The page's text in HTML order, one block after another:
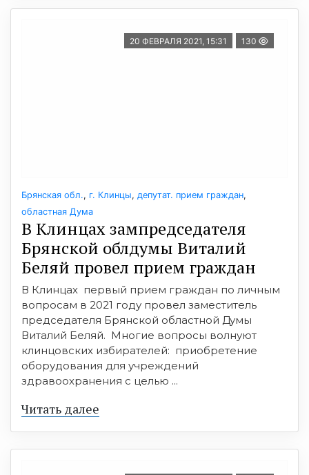
20 ФЕВРАЛЯ 2021, 15:31 130
Брянская обл., г. Клинцы, депутат. прием граждан,
областная Дума
В Клинцах зампредседателя
Брянской облдумы Виталий
Беляй провел прием граждан
В Клинцах первый прием граждан по личным
вопросам в 2021 году провел заместитель
председателя Брянской областной Думы
Виталий Беляй. Многие вопросы волнуют
клинцовских избирателей: приобретение
оборудования для учреждений
здравоохранения с целью ...
Читать далее